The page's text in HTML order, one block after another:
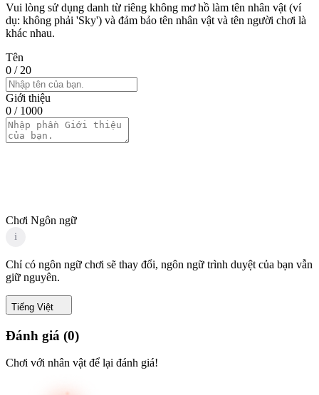
Vui lòng sử dụng danh từ riêng không mơ hồ làm tên nhân vật (ví
dụ: không phải 'Sky') và đảm bảo tên nhân vật và tên người chơi là
khác nhau.
Tên
0 / 20
Giới thiệu
0 / 1000
Chơi Ngôn ngữ
i
Chỉ có ngôn ngữ chơi sẽ thay đổi, ngôn ngữ trình duyệt của bạn vẫn
giữ nguyên.
Tiếng Việt
Đánh giá (0)
Chơi với nhân vật để lại đánh giá!